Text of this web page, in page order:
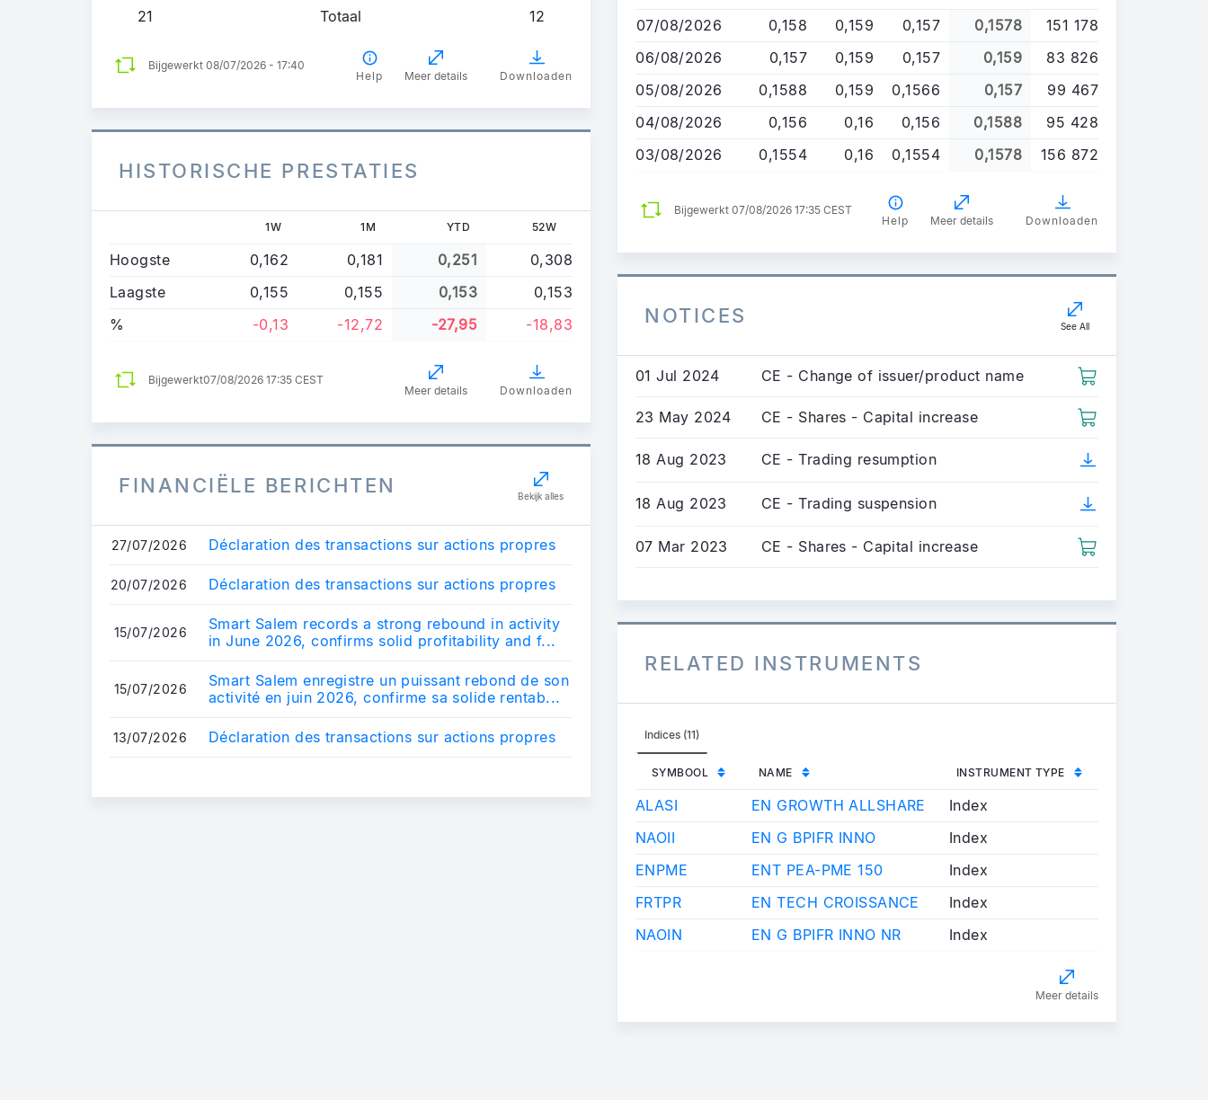
21
Totaal 12
Bijgewerkt 08/07/2026 - 17:40
Help
Meer details Downloaden
HISTORISCHE PRESTATIES
1W 1M YTD 52W
Hoogste 0,162 0,181 0,251
0,308
Laagste
0,155 0,155 0,153
0,153
%
-0,13 -12,72 -27,95 -18,83
Bijgewerkt07/08/2026 17:35 CEST
Meer details
Downloaden
FINANCIËLE BERICHTEN Bekijk alles
27/07/2026 Déclaration des transactions sur actions propres
20/07/2026 Déclaration des transactions sur actions propres
15/07/2026
Smart Salem records a strong rebound in activity
in June 2026, confirms solid profitability and f...
15/07/2026
Smart Salem enregistre un puissant rebond de son
activité en juin 2026, confirme sa solide rentab...
13/07/2026 Déclaration des transactions sur actions propres
naar
de
gaan
07/08/2026 0,158 0,159 0,157 0,1578
151 178
06/08/2026
0,157 0,159 0,157 0,159
83 826
05/08/2026
0,1588 0,159 0,1566 0,157
99 467
04/08/2026
0,156 0,16 0,156 0,1588
95 428
03/08/2026
0,1554 0,16 0,1554 0,1578 156 872
Bijgewerkt 07/08/2026 17:35 CEST
Help
Meer details Downloaden
NOTICES See All
01 Jul 2024 CE - Change of issuer/product name
23 May 2024 CE - Shares - Capital increase
18 Aug 2023 CE - Trading resumption
18 Aug 2023 CE - Trading suspension
07 Mar 2023 CE - Shares - Capital increase
RELATED INSTRUMENTS
Indices (11)
SYMBOOL NAME INSTRUMENT TYPE
ALASI EN GROWTH ALLSHARE
Index
NAOII
EN G BPIFR INNO
Index
ENPME
ENT PEA-PME 150
Index
FRTPR
EN TECH CROISSANCE
Index
NAOIN
EN G BPIFR INNO NR Index
Meer details